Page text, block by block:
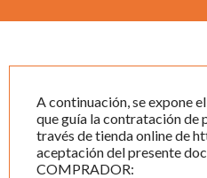
A continuación, se expone
que guía la contratación de
través de tienda online de
aceptación del presente
COMPRADOR: